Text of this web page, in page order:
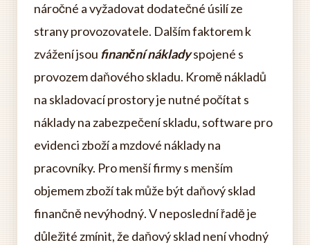
náročné a vyžadovat dodatečné úsilí ze
strany provozovatele. Dalším faktorem k
zvážení jsou finanční nákladyspojené s
provozem daňového skladu. Kromě nákladů
na skladovací prostory je nutné počítat s
náklady na zabezpečení skladu, software pro
evidenci zboží a mzdové náklady na
pracovníky. Pro menší firmy s menším
objemem zboží tak může být daňový sklad
finančně nevýhodný. V neposlední řadě je
důležité zmínit, že daňový sklad není vhodný